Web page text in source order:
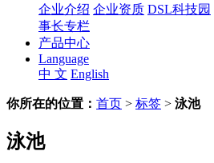
企业介绍 企业资质 DSL科技园
事长专栏
产品中心
Language
中 文 English
你所在的位置： 首页 > 标签 > 泳池
泳池